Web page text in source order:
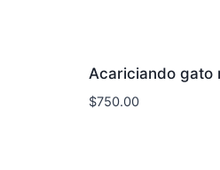
Acariciando gato
$750.00